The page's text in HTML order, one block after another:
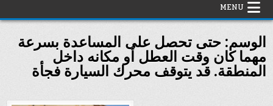
MENU
الوسم: حتى تحصل على المساعدة بسرعة
مهما كان وقت العطل أو مكانه داخل
المنطقة. قد يتوقف محرك السيارة فجأة